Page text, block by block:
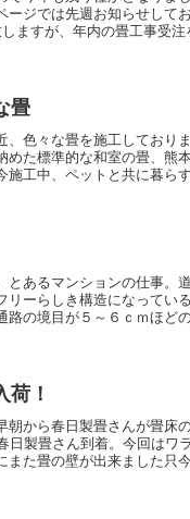
ージでは先週お知らせして
ますが、年内の畳工事受
畳
、色々な畳を施工してお
めた標準的な和室の畳、熊
施工中、ペットと共に暮ら
とあるマンションの仕事。
リーらしき構造になってい
路の境目が５～６ｃｍほど
荷！
朝から春日製畳さんが畳床
日製畳さん到着。今回はワ
また畳の壁が出来ました只